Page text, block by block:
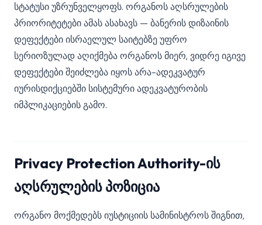
სტატუსი უზრუნველყოფს. ორგანოს აღსრულების
პრიორიტეტები ამას ასახავს — ბანერის დიზაინის
დეფექტები ისრაელულ საიტებზე უფრო
სერიოზულად აღიქმება ორგანოს მიერ, ვიდრე იგივე
დეფექტები შეიძლება იყოს არა-ადეკვატურ
იურისდიქციებში სისტემური ადეკვატურობის
იმპლიკაციების გამო.
Privacy Protection Authority-ის
აღსრულების პოზიცია
ორგანო მოქმედებს იუსტიციის სამინისტროს შიგნით,